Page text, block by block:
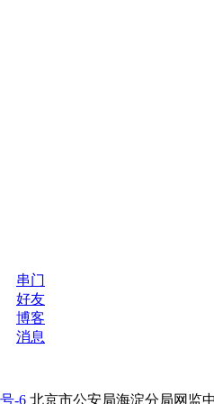
串门
好友
博客
消息
-6 北京市公安局海淀分局网监